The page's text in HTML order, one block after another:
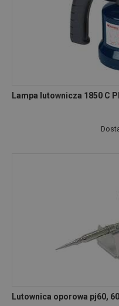
Lampa lutownicza 1850 C
Lutownica oporowa pj60, 60